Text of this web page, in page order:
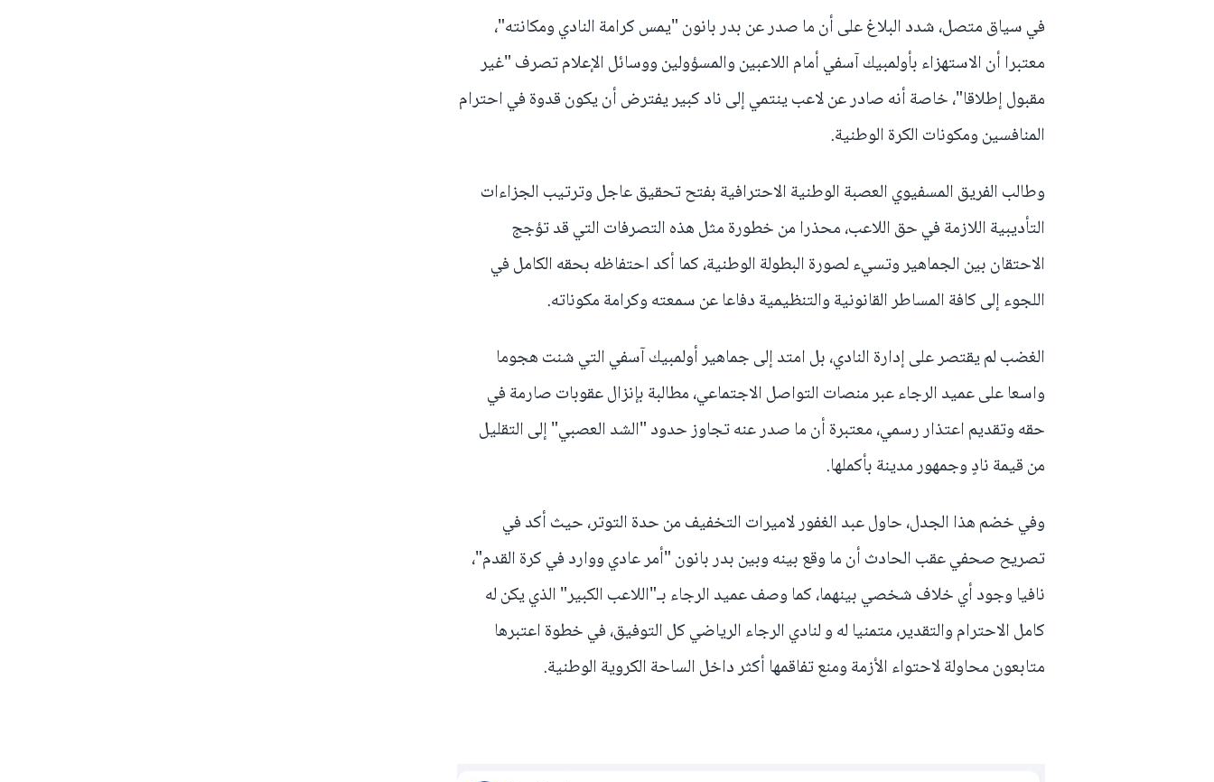
في سياق متصل، شدد البلاغ على أن ما صدر عن بدر بانون "يمس كرامة النادي ومكانته"،
معتبرا أن الاستهزاء بأولمبيك آسفي أمام اللاعبين والمسؤولين ووسائل الإعلام تصرف "غير
مقبول إطلاقا"، خاصة أنه صادر عن لاعب ينتمي إلى ناد كبير يفترض أن يكون قدوة في احترام
المنافسين ومكونات الكرة الوطنية.
وطالب الفريق المسفيوي العصبة الوطنية الاحترافية بفتح تحقيق عاجل وترتيب الجزاءات
التأديبية اللازمة في حق اللاعب، محذرا من خطورة مثل هذه التصرفات التي قد تؤجج
الاحتقان بين الجماهير وتسيء لصورة البطولة الوطنية، كما أكد احتفاظه بحقه الكامل في
اللجوء إلى كافة المساطر القانونية والتنظيمية دفاعا عن سمعته وكرامة مكوناته.
الغضب لم يقتصر على إدارة النادي، بل امتد إلى جماهير أولمبيك آسفي التي شنت هجوما
واسعا على عميد الرجاء عبر منصات التواصل الاجتماعي، مطالبة بإنزال عقوبات صارمة في
حقه وتقديم اعتذار رسمي، معتبرة أن ما صدر عنه تجاوز حدود "الشد العصبي" إلى التقليل
من قيمة نادٍ وجمهور مدينة بأكملها.
وفي خضم هذا الجدل، حاول عبد الغفور لاميرات التخفيف من حدة التوتر، حيث أكد في
تصريح صحفي عقب الحادث أن ما وقع بينه وبين بدر بانون "أمر عادي ووارد في كرة القدم"،
نافيا وجود أي خلاف شخصي بينهما، كما وصف عميد الرجاء بـ"اللاعب الكبير" الذي يكن له
كامل الاحترام والتقدير، متمنيا له و لنادي الرجاء الرياضي كل التوفيق، في خطوة اعتبرها
متابعون محاولة لاحتواء الأزمة ومنع تفاقمها أكثر داخل الساحة الكروية الوطنية.